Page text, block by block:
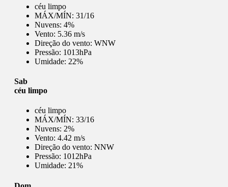
céu limpo
MÁX/MÍN: 31/16
Nuvens: 4%
Vento: 5.36 m/s
Direção do vento: WNW
Pressão: 1013hPa
Umidade: 22%
Sab
céu limpo
céu limpo
MÁX/MÍN: 33/16
Nuvens: 2%
Vento: 4.42 m/s
Direção do vento: NNW
Pressão: 1012hPa
Umidade: 21%